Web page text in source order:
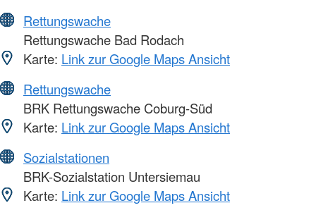
Rettungswache
Rettungswache Bad Rodach
Karte: Link zur Google Maps Ansicht
Rettungswache
BRK Rettungswache Coburg-Süd
Karte: Link zur Google Maps Ansicht
Sozialstationen
BRK-Sozialstation Untersiemau
Karte: Link zur Google Maps Ansicht